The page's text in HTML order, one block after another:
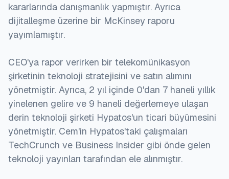
kararlarında danışmanlık yapmıştır. Ayrıca
dijitalleşme üzerine bir McKinsey raporu
yayımlamıştır.
CEO'ya rapor verirken bir telekomünikasyon
şirketinin teknoloji stratejisini ve satın alımını
yönetmiştir. Ayrıca, 2 yıl içinde 0'dan 7 haneli yıllık
yinelenen gelire ve 9 haneli değerlemeye ulaşan
derin teknoloji şirketi Hypatos'un ticari büyümesini
yönetmiştir. Cem'in Hypatos'taki çalışmaları
TechCrunch ve Business Insider gibi önde gelen
teknoloji yayınları tarafından ele alınmıştır.